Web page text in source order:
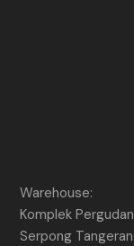
Warehouse:
Komplek
Serpong